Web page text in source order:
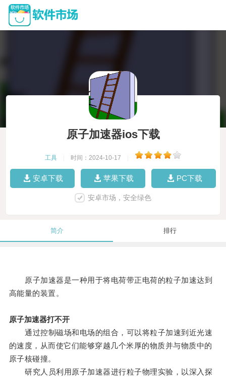
原子加速器ios下载
工具 时间：2024-10-17
安卓下载 苹果下载 PC下载
安卓市场，安全绿色
简介 排行
原子加速器是一种用于将电荷带正电荷的粒子加速达到
高能量的装置。
原子加速器打不开
通过控制磁场和电场的组合，可以将粒子加速到近光速
的速度，从而使它们能够穿越几个米厚的物质并与物质中的
原子核碰撞。
研究人员利用原子加速器进行粒子物理实验，以深入探